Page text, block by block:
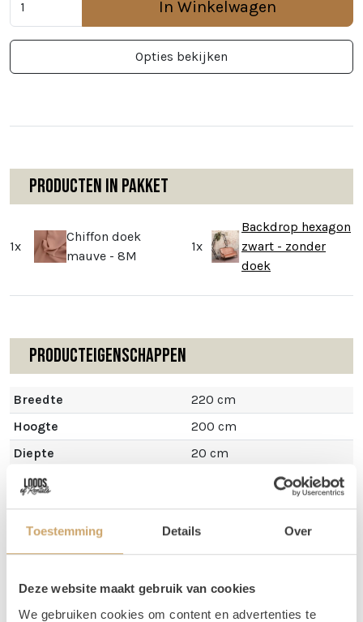
Toestemming Details Over
Deze website maakt gebruik van cookies
We gebruiken cookies om content en advertenties te
In Winkelwagen
Opties bekijken
Producten in pakket
1x
Chiffon doek
mauve - 8M
1x
Backdrop hexagon
zwart - zonder
doek
Producteigenschappen
Breedte
220 cm
Hoogte
200 cm
Diepte
20 cm
Omschrijving
Deze geometrische backdrop is zwart en van metaal. Hij
past perfect in een industrieel plaatje, maar met pluimen